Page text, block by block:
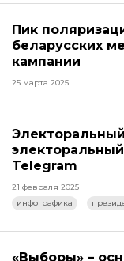
Пик
беларусских
кампании
25 марта 2025
Telegram
21 февраля 2025
инфографика
«Выборы» –